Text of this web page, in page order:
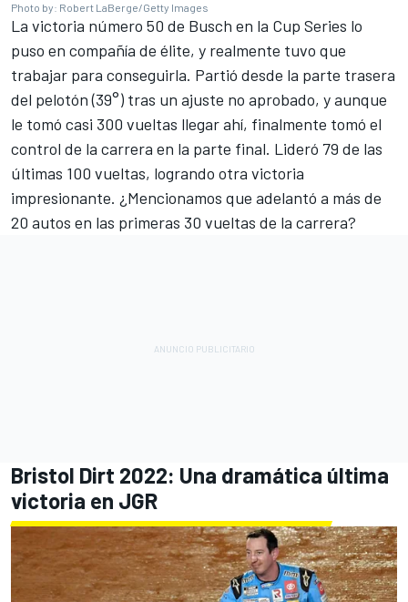
Photo by: Robert LaBerge/Getty Images
La victoria número 50 de Busch en la Cup Series lo
puso en compañía de élite, y realmente tuvo que
trabajar para conseguirla. Partió desde la parte trasera
del pelotón (39°) tras un ajuste no aprobado, y aunque
le tomó casi 300 vueltas llegar ahí, finalmente tomó el
control de la carrera en la parte final. Lideró 79 de las
últimas 100 vueltas, logrando otra victoria
impresionante. ¿Mencionamos que adelantó a más de
20 autos en las primeras 30 vueltas de la carrera?
Bristol Dirt 2022: Una dramática última
victoria en JGR